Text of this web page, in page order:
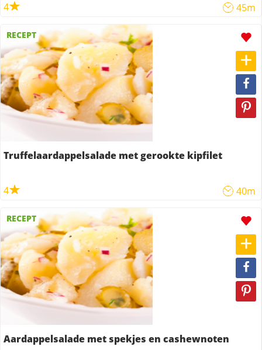
4 45m
RECEPT
Truffelaardappelsalade met gerookte kipfilet
4 40m
RECEPT
Aardappelsalade met spekjes en cashewnoten